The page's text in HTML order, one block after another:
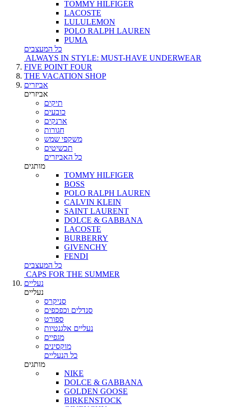
TOMMY HILFIGER
LACOSTE
LULULEMON
POLO RALPH LAUREN
PUMA
כל המעצבים
ALWAYS IN STYLE: MUST-HAVE UNDERWEAR
FIVE POINT FOUR
THE VACATION SHOP
אביזרים
אביזרים
תיקים
כובעים
ארנקים
חגורות
משקפי שמש
תכשיטים
כל האביזרים
מותגים
TOMMY HILFIGER
BOSS
POLO RALPH LAUREN
CALVIN KLEIN
SAINT LAURENT
DOLCE & GABBANA
LACOSTE
BURBERRY
GIVENCHY
FENDI
כל המעצבים
CAPS FOR THE SUMMER
נעליים
נעליים
סניקרס
סנדלים וכפכפים
ספורט
נעליים אלגנטיות
מגפיים
מוקסינים
כל הנעליים
מותגים
NIKE
DOLCE & GABBANA
GOLDEN GOOSE
BIRKENSTOCK